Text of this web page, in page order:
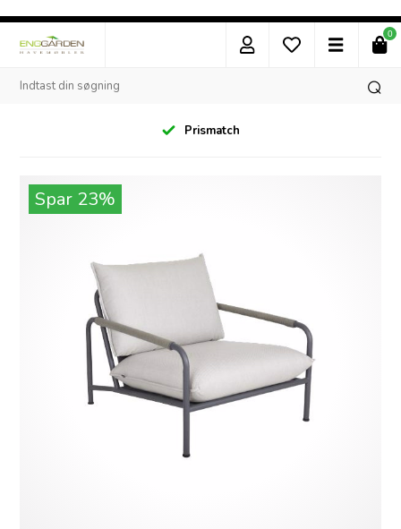
0
Prismatch
Spar 23%